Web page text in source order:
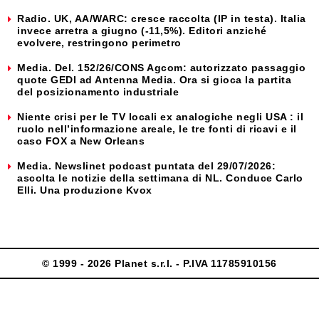
Radio. UK, AA/WARC: cresce raccolta (IP in testa). Italia
invece arretra a giugno (-11,5%). Editori anziché
evolvere, restringono perimetro
Media. Del. 152/26/CONS Agcom: autorizzato passaggio
quote GEDI ad Antenna Media. Ora si gioca la partita
del posizionamento industriale
Niente crisi per le TV locali ex analogiche negli USA : il
ruolo nell’informazione areale, le tre fonti di ricavi e il
caso FOX a New Orleans
Media. Newslinet podcast puntata del 29/07/2026:
ascolta le notizie della settimana di NL. Conduce Carlo
Elli. Una produzione Kvox
© 1999 - 2026 Planet s.r.l. - P.IVA 11785910156